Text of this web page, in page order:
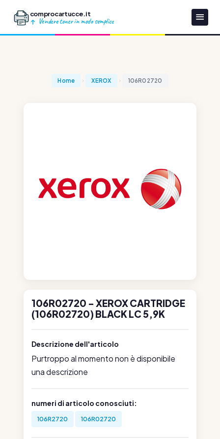
comprocartucce.it
Vendere toner in modo semplice
Home XEROX 106R02720
106R02720 - XEROX CARTRIDGE
(106R02720) BLACK LC 5,9K
Descrizione dell'articolo
Purtroppo al momento non è disponibile
una descrizione
numeri di articolo conosciuti:
106R2720 106R02720